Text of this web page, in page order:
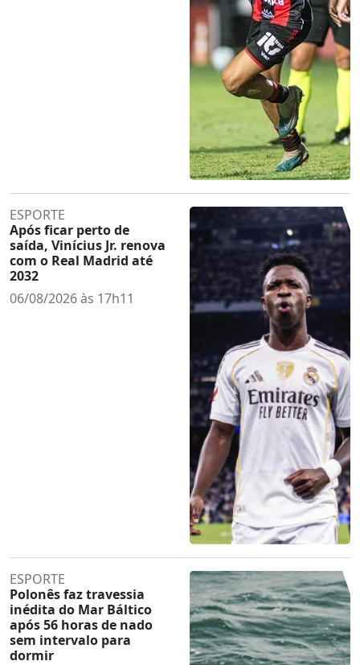
ESPORTE
Após ficar perto de
saída, Vinícius Jr. renova
com o Real Madrid até
2032
06/08/2026 às 17h11
ESPORTE
Polonês faz travessia
inédita do Mar Báltico
após 56 horas de nado
sem intervalo para
dormir